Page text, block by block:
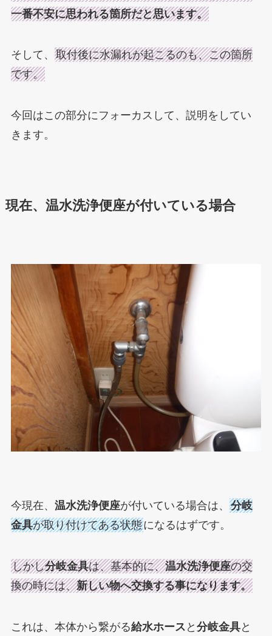
一番不安に思われる箇所だと思います。
そして、 取付後に水漏れが起こるのも、この箇所
です。
今回はこの部分にフォーカスして、説明をしてい
きます。
現在、温水洗浄便座が付いている場合
今現在、 温水洗浄便座が付いている場合は、 分岐
金具が取り付けてある状態になるはずです。
しかし分岐金具は、基本的に、温水洗浄便座の交
換の時には、新しい物へ交換する事になります。
これは、本体から繋がる給水ホース と 分岐金具と